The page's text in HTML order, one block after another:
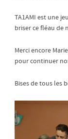
TA1AMI est une
briser ce fléau de
Merci encore
pour continuer
Bises de tous les